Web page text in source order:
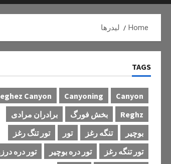
Home لیدرها
TAGS
Canyon
Canyoning
Canyon
Reghz
بخش فورگ
برادران مرادی
بوچیر
تنگه رغز تور
تور تنگ رغز
تور تنگه رغز
تور دره بوچیر
تور دره